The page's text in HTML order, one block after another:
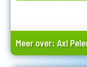
Meer over:Axl